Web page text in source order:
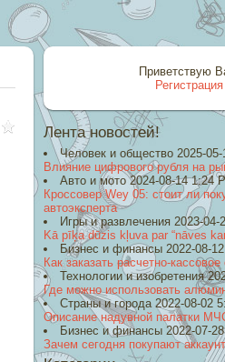
Приветствую
Регистрация
Лента новостей!
Человек и общество 2025-05-
Влияние цифрового рубля на
Авто и мото 2024-08-14 1:24
Кроссовер Wey 05: стоит ли
автоэксперта
Игры и развлечения 2023-04-
Kā pīķa dūzis kļuva par “nāves
Бизнес и финансы 2022-08-
Как заказать расчетно-
Технологии и изобретения
Где можно использовать
Страны и города 2022-08-02
Описание надувной палатки
Бизнес и финансы 2022-07-
Зачем сегодня покупают